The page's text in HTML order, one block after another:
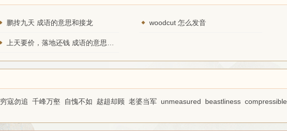
鹏抟九天 成语的意思和接龙 woodcut 怎么发音
穷寇勿追 千峰万壑 自愧不如 趑趄却顾 老婆当军 unmeasured beastliness compressible